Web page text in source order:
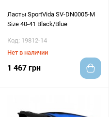
Ласты SportVida SV-DN0005-M
Size 40-41 Black/Blue
Код: 19812-14
Нет в наличии
1 467 грн